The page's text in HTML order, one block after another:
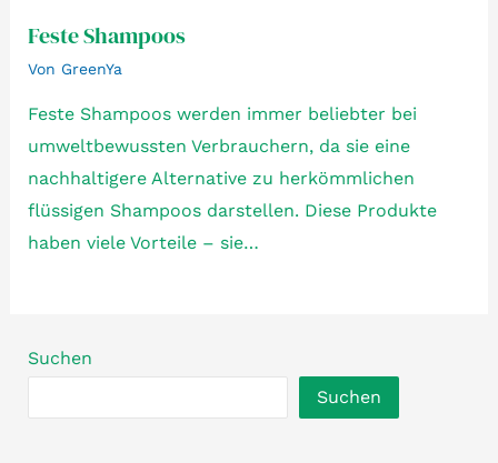
Feste Shampoos
Von GreenYa
Feste Shampoos werden immer beliebter bei
umweltbewussten Verbrauchern, da sie eine
nachhaltigere Alternative zu herkömmlichen
flüssigen Shampoos darstellen. Diese Produkte
haben viele Vorteile – sie…
Suchen
Suchen